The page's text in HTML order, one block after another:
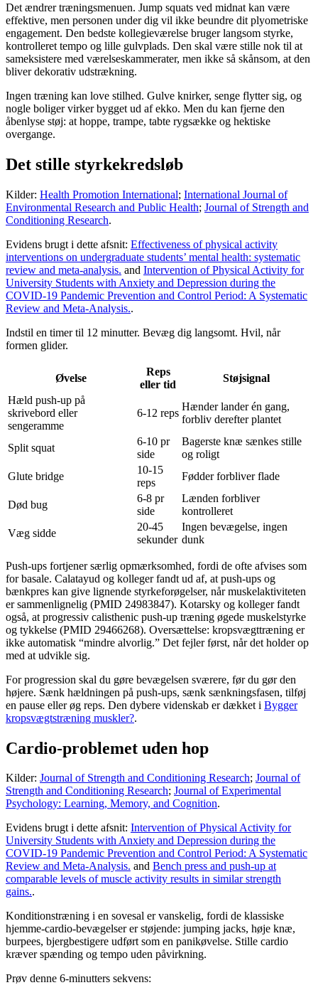
Det ændrer træningsmenuen. Jump squats ved midnat kan være
effektive, men personen under dig vil ikke beundre dit plyometriske
engagement. Den bedste kollegieværelse bruger langsom styrke,
kontrolleret tempo og lille gulvplads. Den skal være stille nok til at
sameksistere med værelseskammerater, men ikke så skånsom, at den
bliver dekorativ udstrækning.
Ingen træning kan love stilhed. Gulve knirker, senge flytter sig, og
nogle boliger virker bygget ud af ekko. Men du kan fjerne den
åbenlyse støj: at hoppe, trampe, tabte rygsække og hektiske
overgange.
Det stille styrkekredsløb
Kilder: Health Promotion International; International Journal of
Environmental Research and Public Health; Journal of Strength and
Conditioning Research.
Evidens brugt i dette afsnit: Effectiveness of physical activity
interventions on undergraduate students’ mental health: systematic
review and meta-analysis. and Intervention of Physical Activity for
University Students with Anxiety and Depression during the
COVID-19 Pandemic Prevention and Control Period: A Systematic
Review and Meta-Analysis..
Indstil en timer til 12 minutter. Bevæg dig langsomt. Hvil, når
formen glider.
Øvelse
Reps
eller tid
Støjsignal
Hæld push-up på
skrivebord eller
sengeramme
6-12 reps
Hænder lander én gang,
forbliv derefter plantet
Split squat
6-10 pr
side
Bagerste knæ sænkes stille
og roligt
Glute bridge
10-15
reps
Fødder forbliver flade
Død bug
6-8 pr
side
Lænden forbliver
kontrolleret
Væg sidde
20-45
sekunder
Ingen bevægelse, ingen
dunk
Push-ups fortjener særlig opmærksomhed, fordi de ofte afvises som
for basale. Calatayud og kolleger fandt ud af, at push-ups og
bænkpres kan give lignende styrkeforøgelser, når muskelaktiviteten
er sammenlignelig (PMID 24983847). Kotarsky og kolleger fandt
også, at progressiv calisthenic push-up træning øgede muskelstyrke
og tykkelse (PMID 29466268). Oversættelse: kropsvægttræning er
ikke automatisk “mindre alvorlig.” Det fejler først, når det holder op
med at udvikle sig.
For progression skal du gøre bevægelsen sværere, før du gør den
højere. Sænk hældningen på push-ups, sænk sænkningsfasen, tilføj
en pause eller øg reps. Den dybere videnskab er dækket i Bygger
kropsvægtstræning muskler?.
Cardio-problemet uden hop
Kilder: Journal of Strength and Conditioning Research; Journal of
Strength and Conditioning Research; Journal of Experimental
Psychology: Learning, Memory, and Cognition.
Evidens brugt i dette afsnit: Intervention of Physical Activity for
University Students with Anxiety and Depression during the
COVID-19 Pandemic Prevention and Control Period: A Systematic
Review and Meta-Analysis. and Bench press and push-up at
comparable levels of muscle activity results in similar strength
gains..
Konditionstræning i en sovesal er vanskelig, fordi de klassiske
hjemme-cardio-bevægelser er støjende: jumping jacks, høje knæ,
burpees, bjergbestigere udført som en panikøvelse. Stille cardio
kræver spænding og tempo uden påvirkning.
Prøv denne 6-minutters sekvens: